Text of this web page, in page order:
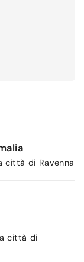
città di Ravenna
città di